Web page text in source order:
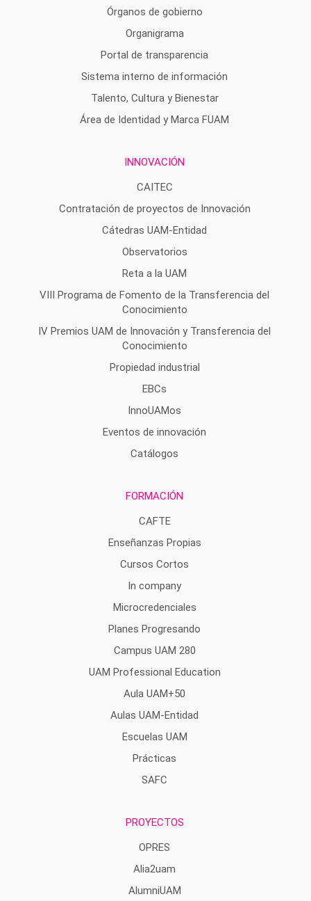
Órganos de gobierno
Organigrama
Portal de transparencia
Sistema interno de información
Talento, Cultura y Bienestar
Área de Identidad y Marca FUAM
INNOVACIÓN
CAITEC
Contratación de proyectos de Innovación
Cátedras UAM-Entidad
Observatorios
Reta a la UAM
VIII Programa de Fomento de la Transferencia del
Conocimiento
IV Premios UAM de Innovación y Transferencia del
Conocimiento
Propiedad industrial
EBCs
InnoUAMos
Eventos de innovación
Catálogos
FORMACIÓN
CAFTE
Enseñanzas Propias
Cursos Cortos
In company
Microcredenciales
Planes Progresando
Campus UAM 280
UAM Professional Education
Aula UAM+50
Aulas UAM-Entidad
Escuelas UAM
Prácticas
SAFC
PROYECTOS
OPRES
Alia2uam
AlumniUAM